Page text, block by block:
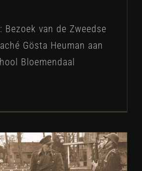
Bezoek van de Zweedse
Gösta Heuman aan
Bloemendaal